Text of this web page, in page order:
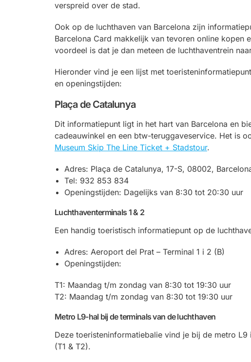
verspreid over de stad.
Ook op de luchthaven van Barcelona zijn
Barcelona Card makkelijk van tevoren online kopen
voordeel is dat je dan meteen de luchthaventrein
Hieronder vind je een lijst met
en openingstijden:
Plaça de Catalunya
Dit informatiepunt ligt in het hart van Barcelona en
cadeauwinkel en een btw-teruggaveservice. Het is
Museum Skip The Line Ticket + Stadstour.
Adres: Plaça de Catalunya, 17-S, 08002,
Tel: 932 853 834
Openingstijden: Dagelijks van 8:30 tot 20:30 uur
Luchthaventerminals 1 & 2
Een handig toeristisch informatiepunt op de
Adres: Aeroport del Prat – Terminal 1 i 2 (B)
Openingstijden:
T1: Maandag t/m zondag van 8:30 tot 19:30 uur
T2: Maandag t/m zondag van 8:30 tot 19:30 uur
Metro L9-hal bij de terminals van de luchthaven
Deze toeristeninformatiebalie vind je bij de metro
(T1 & T2).